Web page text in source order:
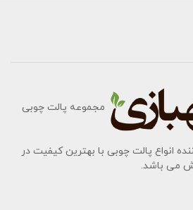
مجموعه پالت چوبی
انواع پالت چوبی با بهترین کیفیت در
می باشد.